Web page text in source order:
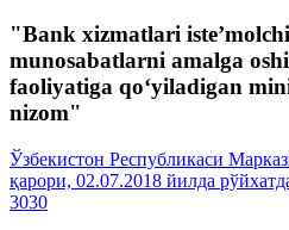
"Bank xizmatlari
munosabatlarni amalga
faoliyatiga qo‘yiladigan
nizom"
Ўзбекистон Республикаси
қарори, 02.07.2018 йилда
3030